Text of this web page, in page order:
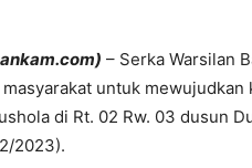
– Serka Warsilan
untuk mewujudkan
di Rt. 02 Rw. 03 dusun
2023).